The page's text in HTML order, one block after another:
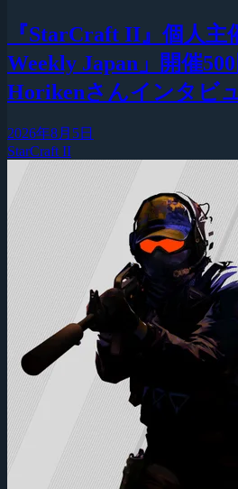
『StarCraft II』個人主
Weekly Japan」開催
Horikenさんインタビ
2026年8月5日
StarCraft II